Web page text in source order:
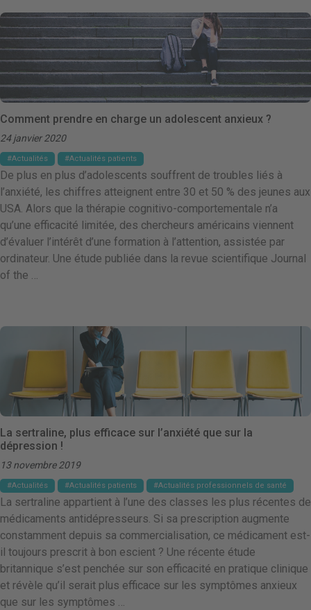
Comment prendre en charge un adolescent anxieux ?
24 janvier 2020
Actualités Actualités patients
De plus en plus d’adolescents souffrent de troubles liés à
l’anxiété, les chiffres atteignent entre 30 et 50 % des jeunes aux
USA. Alors que la thérapie cognitivo-comportementale n’a
qu’une efficacité limitée, des chercheurs américains viennent
d’évaluer l’intérêt d’une formation à l’attention, assistée par
ordinateur. Une étude publiée dans la revue scientifique Journal
of the …
La sertraline, plus efficace sur l’anxiété que sur la
dépression !
13 novembre 2019
Actualités Actualités patients Actualités professionnels de santé
La sertraline appartient à l’une des classes les plus récentes de
médicaments antidépresseurs. Si sa prescription augmente
constamment depuis sa commercialisation, ce médicament est-
il toujours prescrit à bon escient ? Une récente étude
britannique s’est penchée sur son efficacité en pratique clinique
et révèle qu’il serait plus efficace sur les symptômes anxieux
que sur les symptômes …